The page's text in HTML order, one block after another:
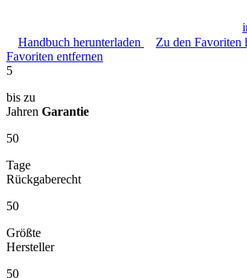
Handbuch herunterladen
Zu den Favoriten
Favoriten entfernen
5
bis zu
Jahren Garantie
50
Tage
Rückgaberecht
50
Größte
Hersteller
50